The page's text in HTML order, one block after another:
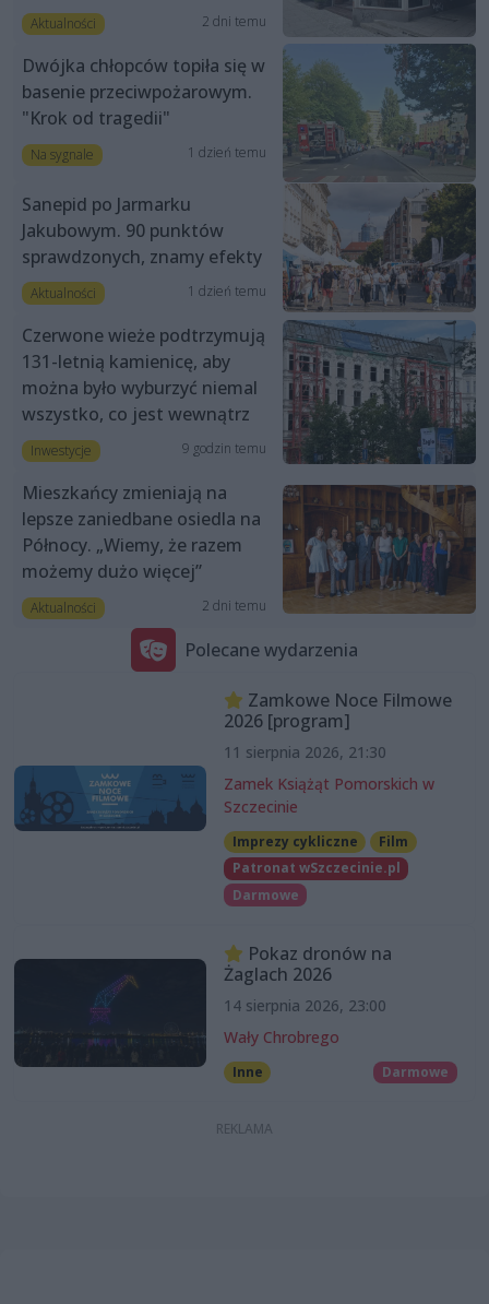
Aktualności 2 dni temu
Dwójka chłopców topiła się w
basenie przeciwpożarowym.
"Krok od tragedii"
Na sygnale 1 dzień temu
Sanepid po Jarmarku
Jakubowym. 90 punktów
sprawdzonych, znamy efekty
Aktualności 1 dzień temu
Czerwone wieże podtrzymują
131-letnią kamienicę, aby
można było wyburzyć niemal
wszystko, co jest wewnątrz
Inwestycje 9 godzin temu
Mieszkańcy zmieniają na
lepsze zaniedbane osiedla na
Północy. „Wiemy, że razem
możemy dużo więcej”
Aktualności 2 dni temu
Polecane wydarzenia
Zamkowe Noce Filmowe
2026 [program]
11 sierpnia 2026, 21:30
Zamek Książąt Pomorskich w
Szczecinie
Imprezy cykliczne
Film
Patronat wSzczecinie.pl
Darmowe
Pokaz dronów na
Żaglach 2026
14 sierpnia 2026, 23:00
Wały Chrobrego
Inne Darmowe